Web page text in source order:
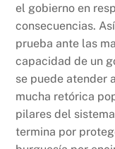
el gobierno en
consecuencias.
prueba ante las
capacidad de un
se puede atender
mucha retórica
pilares del
termina por